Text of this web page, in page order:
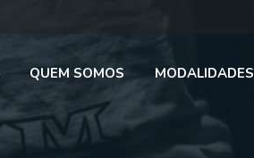
QUEM SOMOS MODALIDADES